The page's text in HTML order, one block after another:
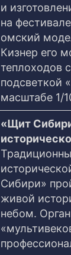
и
на
омский
Кизнер его
теплоходов
подсветкой
масштабе 1/
«Щит
Сибири»
живой
небом.